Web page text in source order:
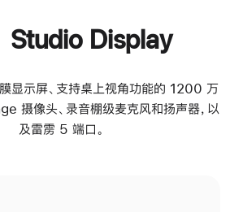
Studio Display
显示屏、支持桌上视角功能的 1200 万
摄像头、录音棚级麦克风和扬声器，以
及雷雳 5 端口。